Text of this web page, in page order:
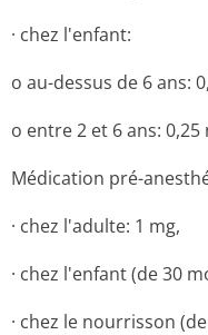
· chez l'enfant:
o au-dessus de 6 ans:
o entre 2 et 6 ans:
Médication pré-
· chez l'adulte: 1 mg,
· chez l'enfant (de 30
· chez le nourrisson